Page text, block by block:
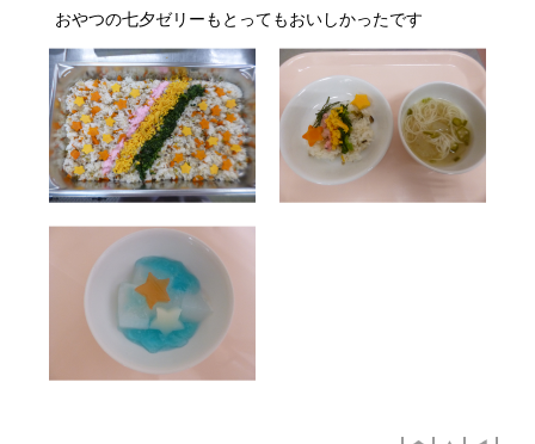
おやつの七夕ゼリーもとってもおいしかったです